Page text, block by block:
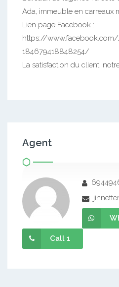
Ada, immeuble en carreaux
Lien page Facebook :
https://
184679418848254/
La satisfaction du client,
Agent
Call 1